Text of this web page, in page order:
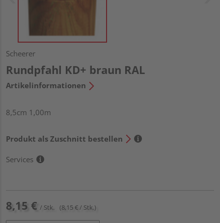
Scheerer
Rundpfahl KD+ braun RAL
Artikelinformationen
8,5cm 1,00m
Produkt als Zuschnitt bestellen
Services
8,15 € / Stk. (8,15 € / Stk.)